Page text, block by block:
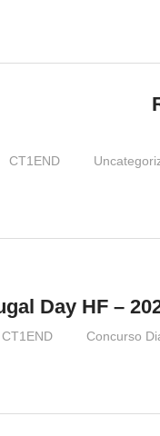
CT1END
Day HF –
CT1END Concurso